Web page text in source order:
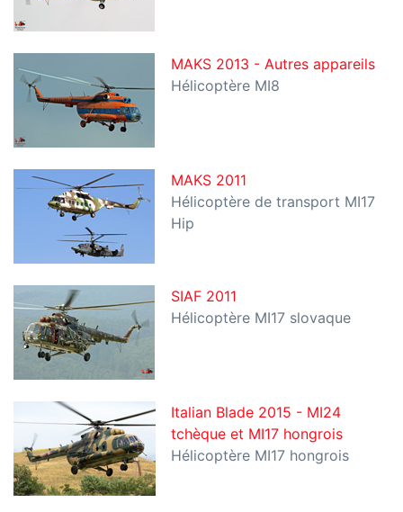
MAKS 2013 - Autres appareils
Hélicoptère MI8
MAKS 2011
Hélicoptère de transport MI17
Hip
SIAF 2011
Hélicoptère MI17 slovaque
Italian Blade 2015 - MI24
tchèque et MI17 hongrois
Hélicoptère MI17 hongrois